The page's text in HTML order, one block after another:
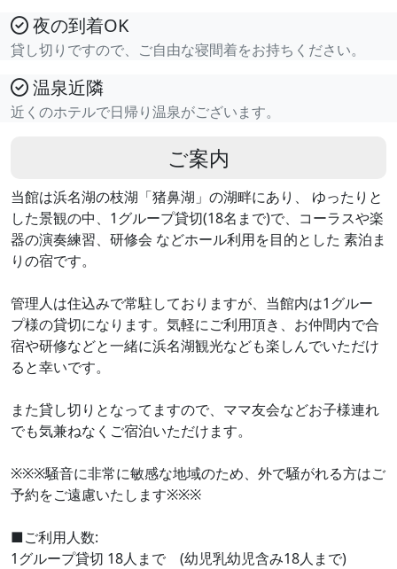
夜の到着OK
貸し切りですので、ご自由な寝間着をお持ちください。
温泉近隣
近くのホテルで日帰り温泉がございます。
ご案内
当館は浜名湖の枝湖「猪鼻湖」の湖畔にあり、 ゆったりと
した景観の中、1グループ貸切(18名まで)で、コーラスや楽
器の演奏練習、研修会 などホール利用を目的とした 素泊ま
りの宿です。
管理人は住込みで常駐しておりますが、当館内は1グルー
プ様の貸切になります。気軽にご利用頂き、お仲間内で合
宿や研修などと一緒に浜名湖観光なども楽しんでいただけ
ると幸いです。
また貸し切りとなってますので、ママ友会などお子様連れ
でも気兼ねなくご宿泊いただけます。
※※※騒音に非常に敏感な地域のため、外で騒がれる方はご
予約をご遠慮いたします※※※
■ご利用人数:
1グループ貸切 18人まで (幼児乳幼児含み18人まで)